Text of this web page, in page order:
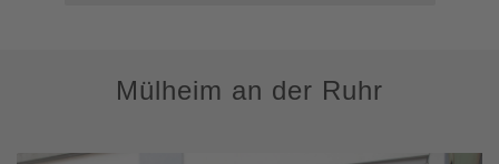
Mülheim an der Ruhr